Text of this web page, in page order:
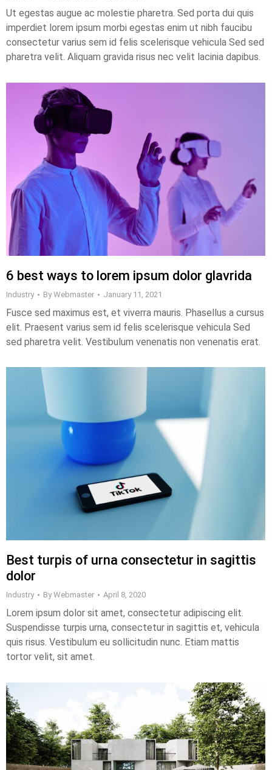
Ut egestas augue ac molestie pharetra. Sed porta dui quis
imperdiet lorem ipsum morbi egestas enim ut nibh faucibu
consectetur varius sem id felis scelerisque vehicula Sed sed
pharetra velit. Aliquam gravida risus nec velit lacinia dapibus.
6 best ways to lorem ipsum dolor glavrida
Industry ByWebmaster January 11, 2021
Fusce sed maximus est, et viverra mauris. Phasellus a cursus
elit. Praesent varius sem id felis scelerisque vehicula Sed
sed pharetra velit. Vestibulum venenatis non venenatis erat.
Best turpis of urna consectetur in sagittis
dolor
Industry ByWebmaster April 8, 2020
Lorem ipsum dolor sit amet, consectetur adipiscing elit.
Suspendisse turpis urna, consectetur in sagittis et, vehicula
quis risus. Vestibulum eu sollicitudin nunc. Etiam mattis
tortor velit, sit amet.